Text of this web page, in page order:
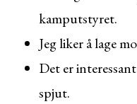
kamputstyret.
Jeg liker å lage
Det er
spjut.